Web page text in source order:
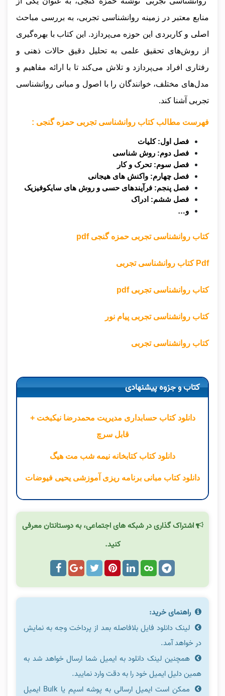
منابع معتبر در زمینه روانشناسی تجربی، به بررسی مباحث
اصلی و کاربردی این حوزه می‌پردازد. این کتاب با بهره‌گیری
از روش‌های تحقیق علمی به تحلیل دقیق حالات ذهنی و
رفتاری افراد می‌پردازد و تلاش می‌کند تا با ارائه مفاهیم و
مدل‌های مختلف، خوانندگان را با اصول و مبانی روانشناسی
تجربی آشنا کند.
فهرست مطالب کتاب روانشناسی تجربی حمزه گنجی :
فصل اول: کلیات
فصل دوم: روش شناسی
فصل سوم: تحرک و کار
فصل چهارم: واکنش های هیجانی
فصل پنجم: فرآیندهای حسی و روش های سایکوفیزیک
فصل ششم: ادراک
و…
کتاب روانشناسی تجربی حمزه گنجی pdf
Pdf کتاب روانشناسی تجربی
کتاب روانشناسی تجربی pdf
کتاب روانشناسی تجربی پیام نور
کتاب روانشناسی تجربی
کتاب و جزوه پیشنهادی
دانلود کتاب حسابداری مدیریت محمدرضا نیکبخت +
قابل سرچ
دانلود کتاب کتابخانه نیمه شب مت هیگ
دانلود کتاب مبانی برنامه ریزی آموزشی یحیی فیوضات
اشتراک گذاری در شبکه های اجتماعی، به دوستانتان معرفی
کنید.
راهنمای خرید:
لینک دانلود فایل بلافاصله بعد از پرداخت وجه به نمایش
در خواهد آمد.
همچنین لینک دانلود به ایمیل شما ارسال خواهد شد به
همین دلیل ایمیل خود را به دقت وارد نمایید.
ممکن است ایمیل ارسالی به پوشه اسپم یا Bulk ایمیل